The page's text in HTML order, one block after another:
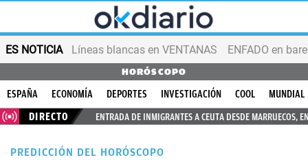
ES NOTICIA Líneas blancas en VENTANAS ENFADO en
HORÓSCOPO
ESPAÑA ECONOMÍA DEPORTES INVESTIGACIÓN COOL
MUNDIAL
DIRECTO
ENTRADA DE INMIGRANTES A CEUTA DESDE MARRUECOS,
PREDICCIÓN DEL HORÓSCOPO